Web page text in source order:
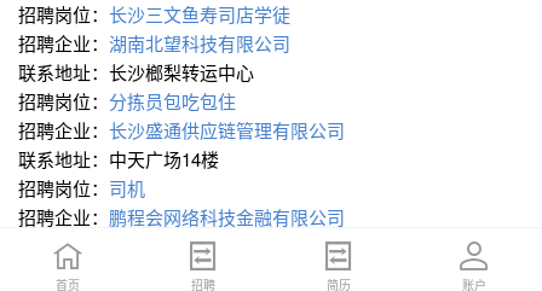
招聘岗位： 长沙三文鱼寿司店学徒
招聘企业： 湖南北望科技有限公司
联系地址：长沙榔梨转运中心
招聘岗位： 分拣员包吃包住
招聘企业： 长沙盛通供应链管理有限公司
联系地址：中天广场14楼
招聘岗位： 司机
招聘企业： 鹏程会网络科技金融有限公司
联系地址：长沙市岳麓区学士街道裕园小区
招聘岗位：
快手极速版推广员
首页 招聘 简历 账户
首页 招聘 简历 账户